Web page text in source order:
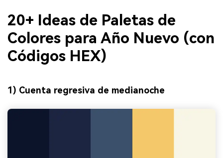
20+ Ideas de Paletas de
Colores para Año Nuevo (con
Códigos HEX)
1) Cuenta regresiva de medianoche